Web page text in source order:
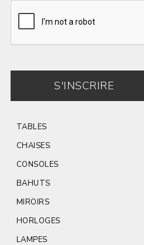
S'INSCRIRE
TABLES
CHAISES
CONSOLES
BAHUTS
MIROIRS
HORLOGES
LAMPES